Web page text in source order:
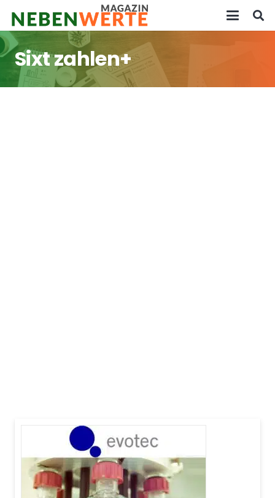
Sixt zahlen+